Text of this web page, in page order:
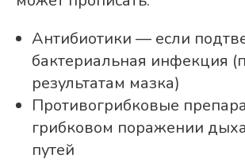
Антибиотики — если
бактериальная инфекция
результатам мазка)
Противогрибковые
грибковом поражении
путей